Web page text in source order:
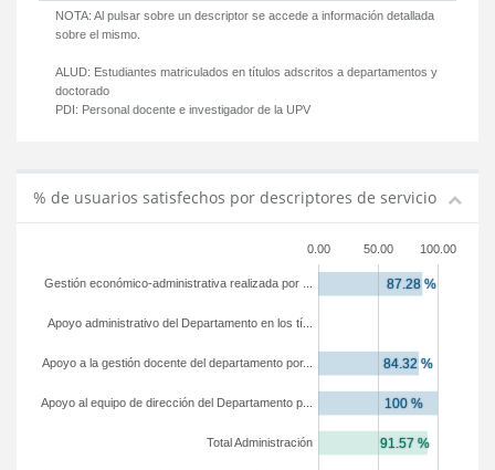
NOTA: Al pulsar sobre un descriptor se accede a información detallada
sobre el mismo.
ALUD: Estudiantes matriculados en títulos adscritos a departamentos y
doctorado
PDI: Personal docente e investigador de la UPV
% de usuarios satisfechos por descriptores de servicio
0.00 50.00 100.00
Total Administración
Apoyo al equipo de dirección del Departamento p...
Apoyo a la gestión docente del departamento por...
Apoyo administrativo del Departamento en los tí...
Gestión económico-administrativa realizada por ...